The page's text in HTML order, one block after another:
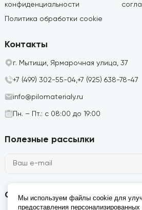
конфиденциальности
Политика обработки cookie
Контакты
г. Мытищи, Ярмарочная улица, 37
+7 (499) 302-55-04,+7 (925) 638-78-47
info@pilomaterialy.ru
Пн. – Пт.: с 08:00 до 19:00
Полезные рассылки
Социальные сети
Мы используем файлы cookie для
предоставления